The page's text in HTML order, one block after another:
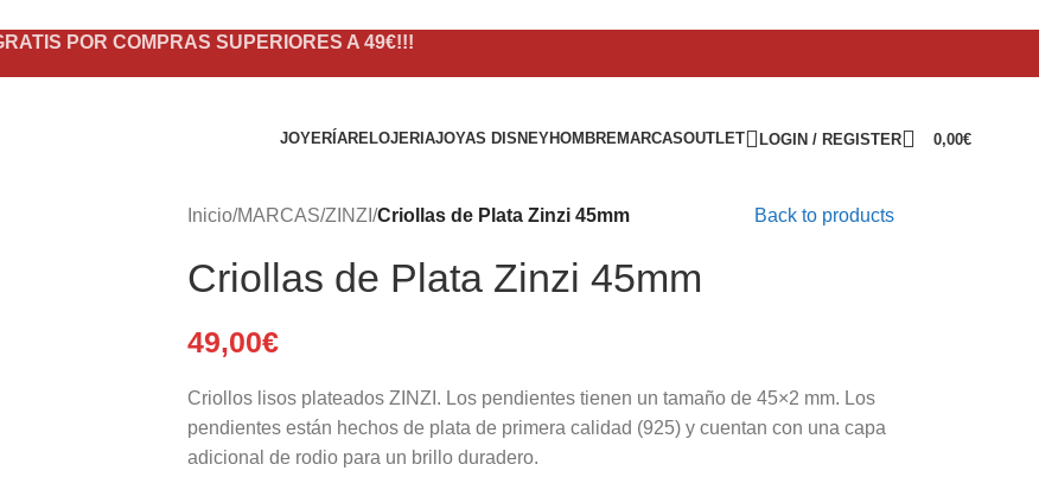
POR COMPRAS SUPERIORES A 49€!!!
JOYERÍARELOJERIAJOYAS DISNEYHOMBREMARCASOUTLET LOGIN / REGISTER 0,00€
Inicio/MARCAS/ZINZI /Criollas de Plata Zinzi 45mm Back to products
Criollas de Plata Zinzi 45mm
49,00€
Criollos lisos plateados ZINZI. Los pendientes tienen un tamaño de 45×2 mm. Los
pendientes están hechos de plata de primera calidad (925) y cuentan con una capa
adicional de rodio para un brillo duradero.